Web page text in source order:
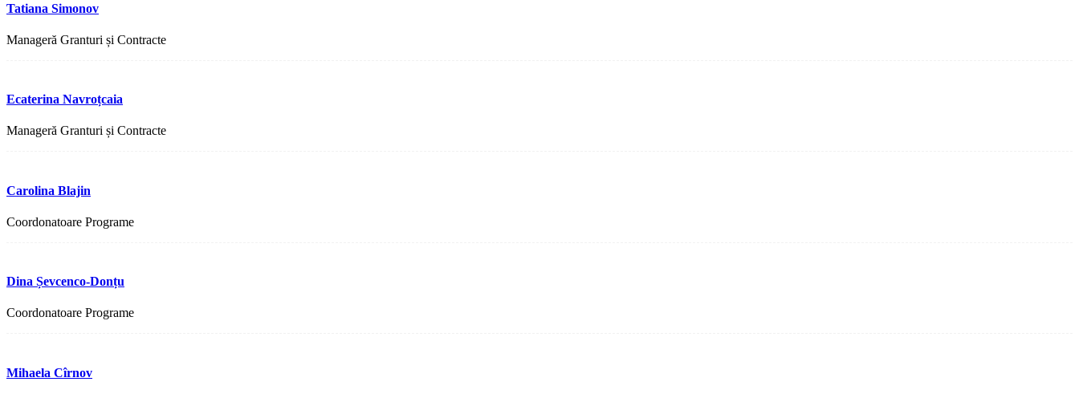
Tatiana Simonov
Manageră Granturi și Contracte
Ecaterina Navroțcaia
Manageră Granturi și Contracte
Carolina Blajin
Coordonatoare Programe
Dina Șevcenco-Donțu
Coordonatoare Programe
Mihaela Cîrnov